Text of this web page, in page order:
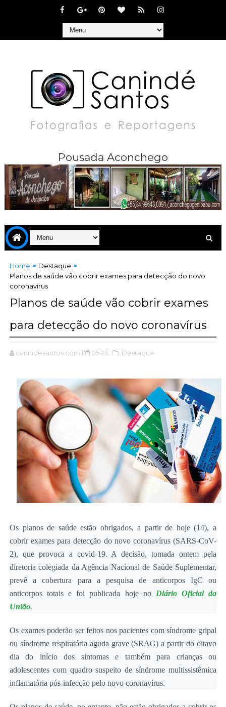
Pousada Aconchego
Home
Destaque
Planos de saúde vão cobrir exames para detecção do novo
coronavírus
Planos de saúde vão cobrir exames
para detecção do novo coronavírus
canindesantos.com.br 05:23 ,Destaque
Os planos de saúde estão obrigados, a partir de hoje (14), a
cobrir exames para detecção do novo coronavírus (SARS-CoV-
2), que provoca a covid-19. A decisão, tomada ontem pela
diretoria colegiada da Agência Nacional de Saúde Suplementar,
prevê a cobertura para a pesquisa de anticorpos IgC ou
anticorpos totais e foi publicada hoje no
Diário Oficial da
União.
Os exames poderão ser feitos nos pacientes com síndrome gripal
ou síndrome respiratória aguda grave (SRAG) a partir do oitavo
dia do início dos sintomas e também para crianças ou
adolescentes com quadro suspeito de síndrome multissistêmica
inflamatória pós-infecção pelo novo coronavírus.